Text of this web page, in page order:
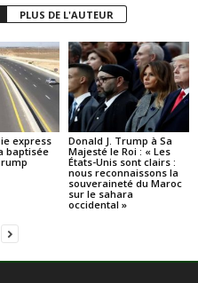
PLUS DE L'AUTEUR
express
baptisée
Donald J. Trump à Sa
Majesté le Roi : « Les
États-Unis sont clairs :
nous reconnaissons la
souveraineté du Maroc
sur le sahara
occidental »